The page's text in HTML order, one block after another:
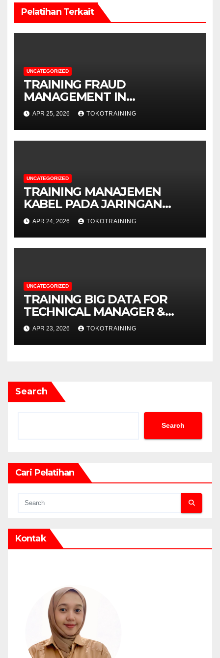
Pelatihan Terkait
UNCATEGORIZED
TRAINING FRAUD
MANAGEMENT IN
TELECOMMUNICATION
BUSINESS
APR 25, 2026 TOKOTRAINING
UNCATEGORIZED
TRAINING MANAJEMEN
KABEL PADA JARINGAN
TELEKOMUNIKASI
APR 24, 2026 TOKOTRAINING
UNCATEGORIZED
TRAINING BIG DATA FOR
TECHNICAL MANAGER &
DECISION MAKERS
APR 23, 2026 TOKOTRAINING
Search
Search
Cari Pelatihan
Kontak